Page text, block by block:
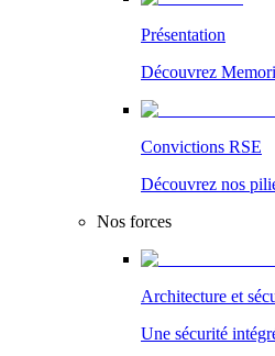
Présentation
Découvrez
Convictions RSE
Découvrez nos
Nos forces
Architecture et
Une sécurité